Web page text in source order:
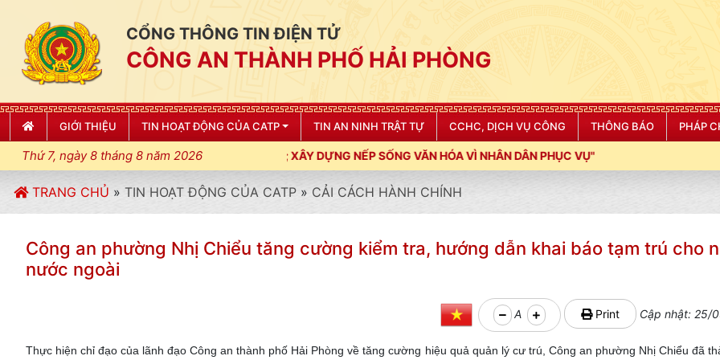
CỔNG THÔNG TIN ĐIỆN TỬ
CÔNG AN THÀNH PHỐ HẢI PHÒNG
GIỚI THIỆU TIN HOẠT ĐỘNG CỦA CATP TIN AN NINH TRẬT TỰ CCHC, DỊCH VỤ CÔNG THÔNG BÁO PHÁP
Thứ 7, ngày 8 tháng 8 năm 2026
LUẬT, KỶ CƯƠNG, ĐIỀU LỆNH; XÂY DỰNG NẾP SỐNG VĂN HÓA VÌ NHÂN DÂN PHỤC VỤ"
TRANG CHỦ » TIN HOẠT ĐỘNG CỦA CATP » CẢI CÁCH HÀNH CHÍNH
Công an phường Nhị Chiểu tăng cường kiểm tra, hướng dẫn khai báo tạm trú cho
nước ngoài
A Print Cập nhật: 25/
Thực hiện chỉ đạo của lãnh đạo Công an thành phố Hải Phòng về tăng cường hiệu quả quản lý cư trú, Công an phường Nhị Chiểu đã